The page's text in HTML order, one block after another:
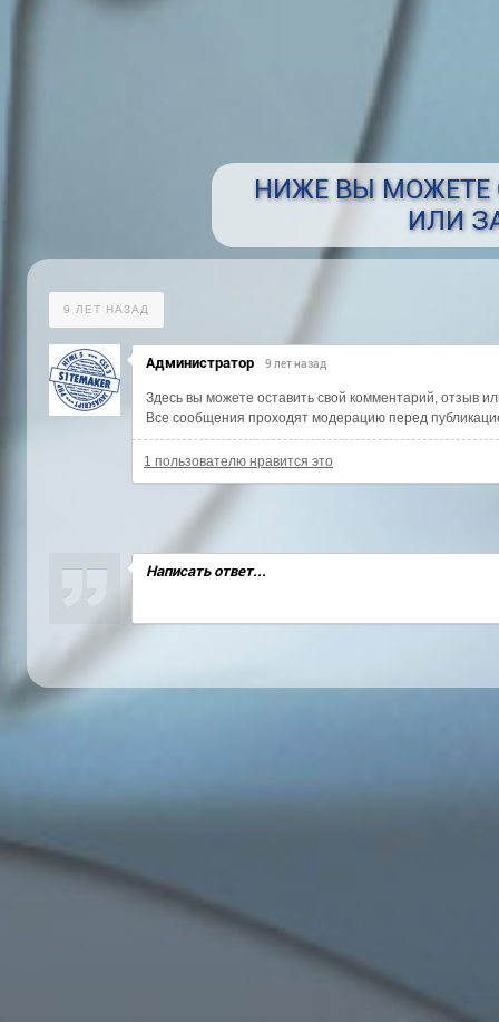
НИЖЕ ВЫ МОЖЕТЕ
ИЛИ
9 ЛЕТ НАЗАД
Администратор 9 лет назад
Здесь вы можете оставить свой комментарий, отзыв
Все сообщения проходят модерацию перед
1 пользователю нравится это
Написать ответ...